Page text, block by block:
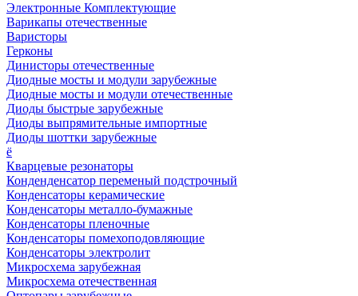
Электронные Комплектующие
Варикапы отечественные
Варисторы
Герконы
Динисторы отечественные
Диодные мосты и модули зарубежные
Диодные мосты и модули отечественные
Диоды быстрые зарубежные
Диоды выпрямительные импортные
Диоды шоттки зарубежные
ё
Кварцевые резонаторы
Конденденсатор переменый подстрочный
Конденсаторы керамические
Конденсаторы металло-бумажные
Конденсаторы пленочные
Конденсаторы помехоподовляющие
Конденсаторы электролит
Микросхема зарубежная
Микросхема отечественная